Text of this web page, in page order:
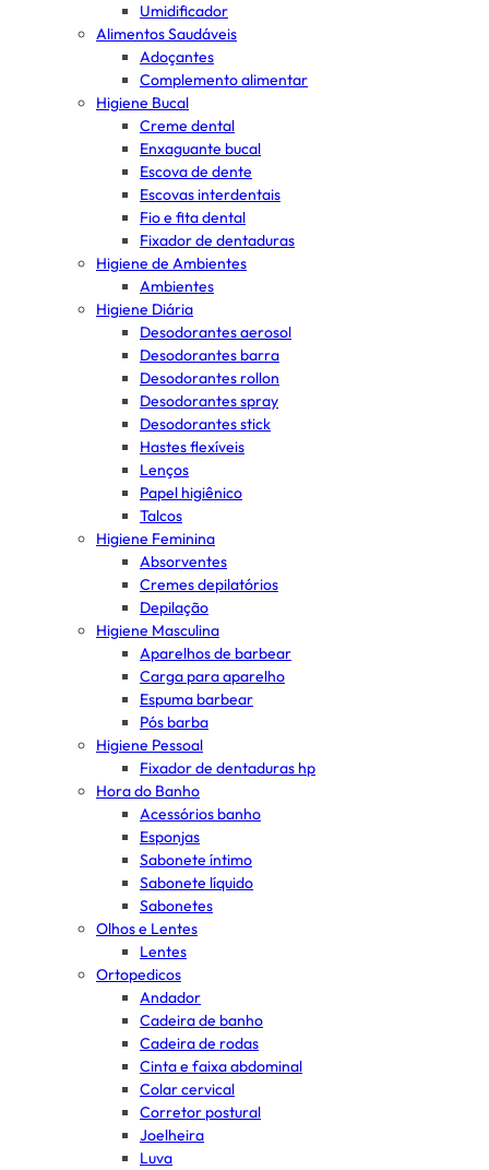
Umidificador
Alimentos Saudáveis
Adoçantes
Complemento alimentar
Higiene Bucal
Creme dental
Enxaguante bucal
Escova de dente
Escovas interdentais
Fio e fita dental
Fixador de dentaduras
Higiene de Ambientes
Ambientes
Higiene Diária
Desodorantes aerosol
Desodorantes barra
Desodorantes rollon
Desodorantes spray
Desodorantes stick
Hastes flexíveis
Lenços
Papel higiênico
Talcos
Higiene Feminina
Absorventes
Cremes depilatórios
Depilação
Higiene Masculina
Aparelhos de barbear
Carga para aparelho
Espuma barbear
Pós barba
Higiene Pessoal
Fixador de dentaduras hp
Hora do Banho
Acessórios banho
Esponjas
Sabonete íntimo
Sabonete líquido
Sabonetes
Olhos e Lentes
Lentes
Ortopedicos
Andador
Cadeira de banho
Cadeira de rodas
Cinta e faixa abdominal
Colar cervical
Corretor postural
Joelheira
Luva